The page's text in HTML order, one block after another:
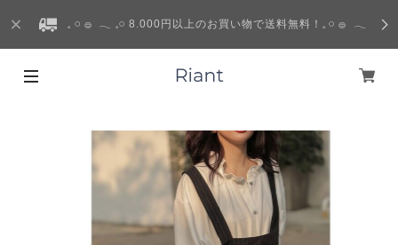
𓈒 𓏸 𓐍 𓂃 𓈒𓏸 8.000円以上のお買い物で送料無料！𓈒 𓏸 𓐍 𓂃